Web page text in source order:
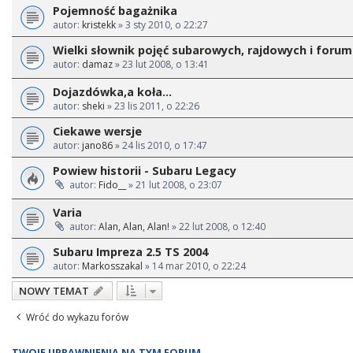
Pojemność bagażnika
autor: kristekk» 3 sty 2010, o 22:27
Wielki słownik pojęć subarowych, rajdowych i
autor: damaz» 23 lut 2008, o 13:41
Dojazdówka,a koła...
autor: sheki » 23 lis 2011, o 22:26
Ciekawe wersje
autor: jano86» 24 lis 2010, o 17:47
Powiew historii - Subaru Legacy
autor: Fido__ » 21 lut 2008, o 23:07
Varia
autor: Alan, Alan, Alan! » 22 lut 2008, o 12:40
Subaru Impreza 2.5 TS 2004
autor: Markosszakal » 14 mar 2010, o 22:24
NOWY TEMAT
Wróć do wykazu forów